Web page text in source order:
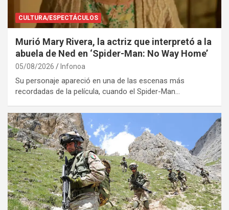
CULTURA/ESPECTÁCULOS
Murió Mary Rivera, la actriz que interpretó a la
abuela de Ned en ‘Spider-Man: No Way Home’
05/08/2026 Infonoa
Su personaje apareció en una de las escenas más
recordadas de la película, cuando el Spider-Man…